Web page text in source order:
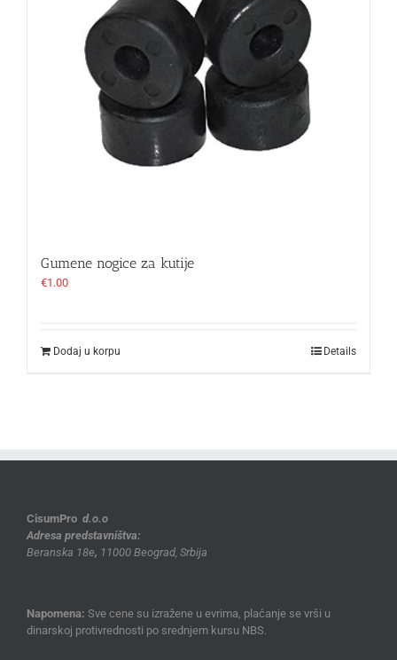
Gumene nogice za kutije
€1.00
Dodaj u korpu Details
CisumPro d.o.o
Adresa predstavništva:
Beranska 18e, 11000 Beograd, Srbija
Napomena: Sve cene su izražene u evrima, plaćanje se vrši u
dinarskoj protivrednosti po srednjem kursu NBS.